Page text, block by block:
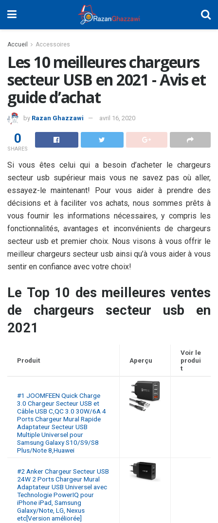
Accueil Accessoires
Les 10 meilleures chargeurs
secteur USB en 2021 - Avis et
guide d’achat
by Razan Ghazzawi avril 16, 2020
0
SHARES
Si vous êtes celui qui a besoin d’acheter le chargeurs
secteur usb supérieur mais vous ne savez pas où aller,
essayez-le maintenant! Pour vous aider à prendre des
décisions et à faciliter vos achats, nous sommes prêts à
vous fournir les informations nécessaires, y compris les
fonctionnalités, avantages et inconvénients de chargeurs
secteur usb et premier choix. Nous visons à vous offrir le
meilleur chargeurs secteur usb ainsi qu’à vous aider à vous
sentir en confiance avec votre choix!
Le Top 10 des meilleures ventes
de chargeurs secteur usb en
2021
Produit Aperçu
Voir le
produi
t
#1 JOOMFEEN Quick Charge
3.0 Chargeur Secteur USB et
Câble USB C,QC 3.0 30W/6A 4
Ports Chargeur Mural Rapide
Adaptateur Secteur USB
Multiple Universel pour
Samsung Galaxy S10/S9/S8
Plus/Note 8,Huawei
#2 Anker Chargeur Secteur USB
24W 2 Ports Chargeur Mural
Adaptateur USB Universel avec
Technologie PowerIQ pour
iPhone iPad, Samsung
Galaxy/Note, LG, Nexus
etc[Version améliorée]